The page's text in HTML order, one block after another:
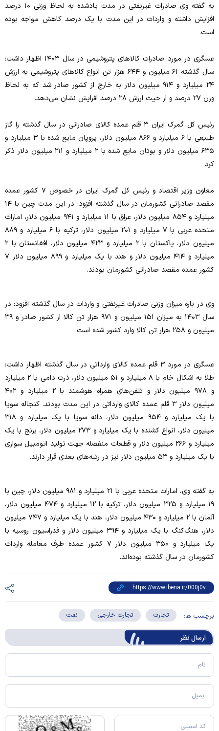
به گفته وی صادرات غیرنفتی در مدت یاد‌شده به لحاظ وزنی ۱۰ درصد
افزایش داشته و واردات در این مدت با یک درصد کاهش مواجه بوده
است.
عسگری در مورد صادرات کالا‌های پتروشیمی در سال ۱۴۰۳ اظهار داشت:
سال گذشته ۶۱ میلیون و ۶۴۴ هزار تن انواع کالا‌های پتروشیمی به ارزش
۲۴ میلیارد و ۹۱۴ میلیون دلار به خارج از کشور صادر شد که به لحاظ
وزن ۲۷ درصد و از حیث ارزش ۲۸ درصد افزایش نشان می‌دهد.
رئیس کل گمرک ایران ۳ قلم عمده کالای صادراتی در سال گذشته را گاز
طبیعی با ۶ میلیارد و ۸۶۶ میلیون دلار، پروپان مایع شده با ۳ میلیارد و
۶۳۵ میلیون دلار و بوتان مایع شده با ۲ میلیارد و ۲۱۱ میلیون دلار ذکر
کرد.
معاون وزیر اقتصاد و رئیس کل گمرک ایران در خصوص ۷ کشور عمده
مقصد صادراتی کشورمان در سال گذشته افزود: در این مدت چین با ۱۴
میلیارد و ۸۵۴ میلیون دلار، عراق با ۱۱ میلیارد و ۹۴۱ میلیون دلار، امارات
متحده عربی با ۷ میلیارد و ۲۰۱ میلیون دلار، ترکیه با ۶ میلیارد و ۸۸۹
میلیون دلار، پاکستان با ۲ میلیارد و ۴۲۳ میلیون دلار، افغانستان با ۲
میلیارد و ۴۱۴ میلیون دلار و هند با یک میلیارد و ۸۹۹ میلیون دلار ۷
کشور عمده مقصد صادراتی کشورمان بودند.
وی در باره میزان وزنی صادرات غیرنفتی و واردات در سال گذشته افزود: در
سال ۱۴۰۳ به میزان ۱۵۱ میلیون و ۹۷۱ هزار تن کالا از کشور صادر و ۳۹
میلیون و ۲۵۸ هزار تن کالا وارد کشور شده است.
عسگری در مورد ۳ قلم عمده کالای وارداتی در سال گذشته اظهار داشت:
طلا به اشکال خام با ۸ میلیارد و ۵۱ میلیون دلار، ذرت دامی با ۲ میلیارد
و ۹۷۸ میلیون دلار و تلفن‌های همراه هوشمند با ۲ میلیارد و ۴۰۲
میلیون دلار ۳ قلم عمده کالای وارداتی در این مدت بودند. کنجاله سویا
با یک میلیارد و ۹۵۴ میلیون دلار، دانه سویا با یک میلیارد و ۳۱۸
میلیون دلار، انواع کشنده با یک میلیارد و ۲۷۳ میلیون دلار، برنج با یک
میلیارد و ۲۶۶ میلیون دلار و قطعات منفصله جهت تولید اتومبیل سواری
با یک میلیارد و ۵۳ میلیون دلار نیز در رتبه‌های بعدی قرار دارند.
به گفته وی، امارات متحده عربی با ۲۱ میلیارد و ۹۸۱ میلیون دلار، چین با
۱۹ میلیارد و ۳۲۵ میلیون دلار، ترکیه با ۱۲ میلیارد و ۴۷۴ میلیون دلار،
آلمان با ۲ میلیارد و ۴۳۰ میلیون دلار، هند با یک میلیارد و ۷۴۷ میلیون
دلار، هنگ‌کنگ با یک میلیارد و ۳۹۴ میلیون دلار و فدراسیون روسیه با
یک میلیارد و ۳۵۰ میلیون دلار ۷ کشور عمده طرف معامله واردات
کشورمان در سال گذشته بود‌ه‌اند.
برچسب ها: تجارت تجارت خارجی نفت
ارسال‌ نظر